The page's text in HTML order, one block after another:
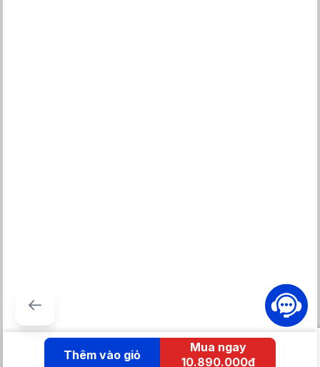
Thêm vào giỏ
Mua ngay
10.890.000đ